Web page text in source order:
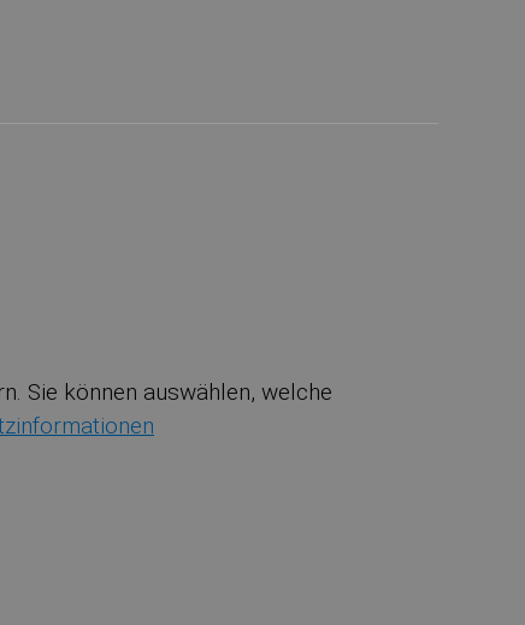
Sie können auswählen, welche